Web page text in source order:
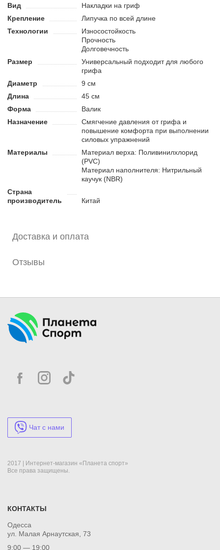
наполнителю можно избежать дискомфорта, который
возникает в результате давления большого веса на шею и
крепится к грифу максимально надёжно. Он не мешает
выполнять упражнения и не меняет технику.
Преимущества:
Подходит для грифов любого диаметра.
Имеет оптимальный размер и форму для смягчения
давления на плечи и шею.
Наполнитель не сбивается со временем и обеспечивает
всего срока службы.
Вид
Накладки на гриф
Крепление
Липучка по всей длине
Технологии
Износостойкость
Прочность
Долговечность
Размер
Универсальный подходит для любого
грифа
Диаметр
9 см
Длина
45 см
Форма
Валик
Назначение
Смягчение давления от грифа и
повышение комфорта при выполнении
силовых упражнений
Материалы
Материал верха: Поливинилхлорид
(PVC)
Материал наполнителя: Нитрильный
каучук (NBR)
Страна
производитель
Китай
Доставка и оплата
Отзывы
Чат с нами
2017 | Интернет-магазин «Планета спорт»
Все права защищены.
КОНТАКТЫ
Одесса
ул. Малая Арнаутская, 73
9:00 — 19:00